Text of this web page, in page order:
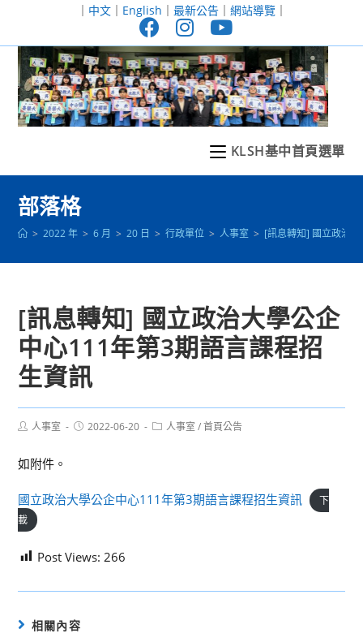
至
｜ 中文｜ English ｜ 最新公告｜ 網站導覽｜
KLSH基中首頁選單
部落格
> 2022 年 > 6 月 > 20 日 > 行政單位 > 人事室 > [訊息轉知] 國立政治
[訊息轉知] 國立政治大學公企
中心111年第3期語言課程招
生資訊
Post人事室
Post2022-06-20
Post人事室 / 首頁公告
如附件。
國立政治大學公企中心111年第3期語言課程招生資訊
下
載
Post Views: 266
相關內容